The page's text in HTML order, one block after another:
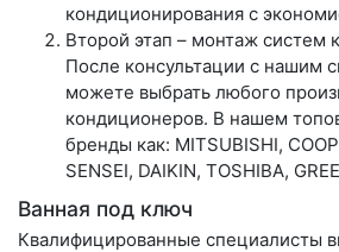
кондиционирования с
Второй этап – монтаж систем
После консультации с нашим
можете выбрать любого
кондиционеров. В нашем
бренды как: MITSUBISHI,
SENSEI, DAIKIN, TOSHIBA,
Ванная под ключ
Квалифицированные специалисты